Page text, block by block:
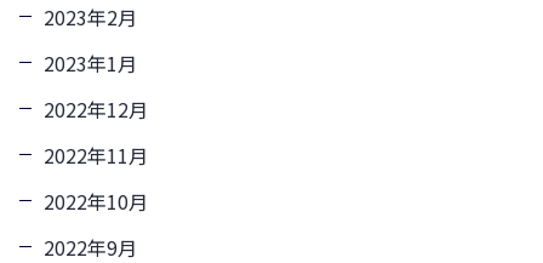
2023年2月
2023年1月
2022年12月
2022年11月
2022年10月
2022年9月